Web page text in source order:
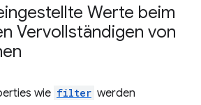
Werte beim
Vervollständigen von
wie filter werden